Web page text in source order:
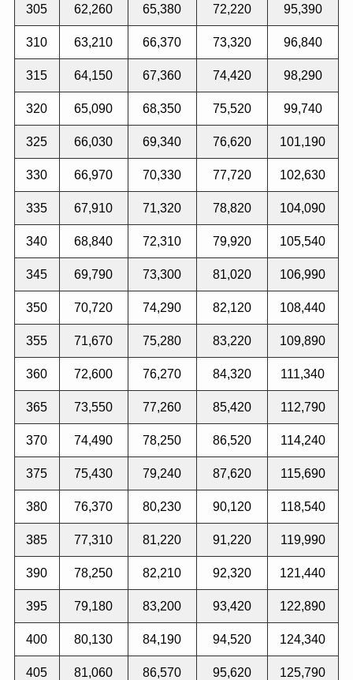
305 62,260 65,380 72,220 95,390
310 63,210 66,370 73,320 96,840
315 64,150 67,360 74,420 98,290
320 65,090 68,350 75,520 99,740
325 66,030 69,340 76,620 101,190
330 66,970 70,330 77,720 102,630
335 67,910 71,320 78,820 104,090
340 68,840 72,310 79,920 105,540
345 69,790 73,300 81,020 106,990
350 70,720 74,290 82,120 108,440
355 71,670 75,280 83,220 109,890
360 72,600 76,270 84,320 111,340
365 73,550 77,260 85,420 112,790
370 74,490 78,250 86,520 114,240
375 75,430 79,240 87,620 115,690
380 76,370 80,230 90,120 118,540
385 77,310 81,220 91,220 119,990
390 78,250 82,210 92,320 121,440
395 79,180 83,200 93,420 122,890
400 80,130 84,190 94,520 124,340
405 81,060 86,570 95,620 125,790